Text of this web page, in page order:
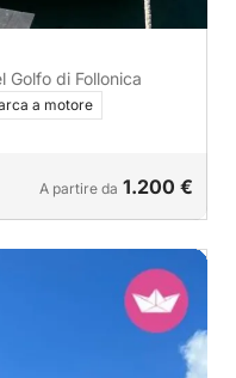
Golfo di Follonica
a motore
A partire da 1.200 €